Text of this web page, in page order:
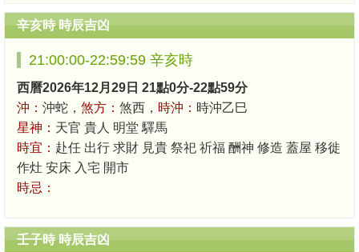
辛亥時 時辰吉凶
21:00:00-22:59:59 辛亥時
西曆2026年12月29日 21點0分-22點59分
沖： 沖蛇， 煞方： 煞西， 時沖： 時沖乙巳
星神： 天官 貴人 明堂 驛馬
時宜： 赴任 出行 求財 見貴 祭祀 祈福 酬神 修造 蓋屋 移徙
作灶 安床 入宅 開市
時忌：
壬子時 時辰吉凶